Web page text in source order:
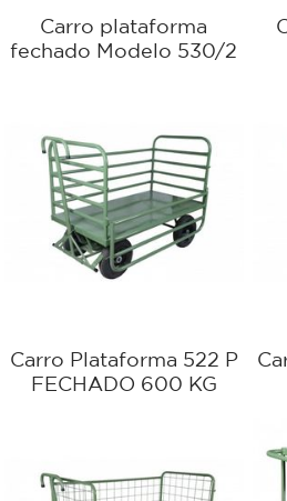
Carro plataforma
fechado Modelo 530/2
Carro Plataforma 522 P
FECHADO 600 KG